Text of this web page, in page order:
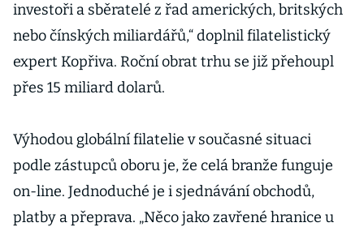
investoři a sběratelé z řad amerických, britských
nebo čínských miliardářů,“ doplnil filatelistický
expert Kopřiva. Roční obrat trhu se již přehoupl
přes 15 miliard dolarů.
Výhodou globální filatelie v současné situaci
podle zástupců oboru je, že celá branže funguje
on-line. Jednoduché je i sjednávání obchodů,
platby a přeprava. „Něco jako zavřené hranice u